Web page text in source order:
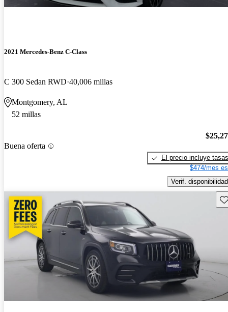
2021 Mercedes-Benz C-Class
C 300 Sedan RWD 40,006 millas
Montgomery, AL
52 millas
Buena oferta
El precio incluye tasas
$474/mes
Verif. disponibilidad